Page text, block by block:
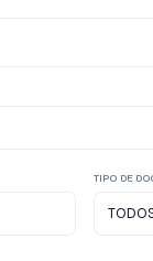
TIPO DE